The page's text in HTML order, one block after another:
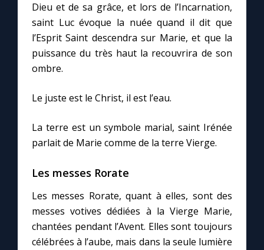
Dieu et de sa grâce, et lors de l’Incarnation,
saint Luc évoque la nuée quand il dit que
l’Esprit Saint descendra sur Marie, et que la
puissance du très haut la recouvrira de son
ombre.
Le juste est le Christ, il est l’eau.
La terre est un symbole marial, saint Irénée
parlait de Marie comme de la terre Vierge.
Les messes Rorate
Les messes Rorate, quant à elles, sont des
messes votives dédiées à la Vierge Marie,
chantées pendant l’Avent. Elles sont toujours
célébrées à l’aube, mais dans la seule lumière